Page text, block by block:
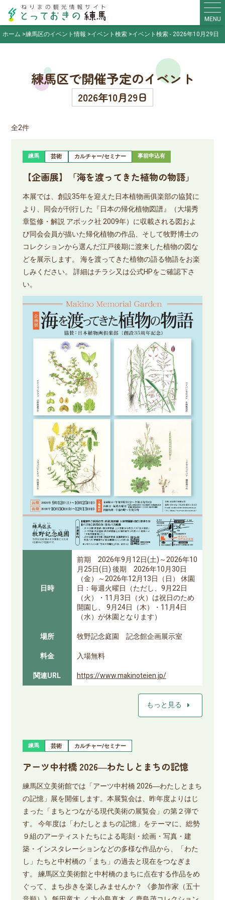
MENU
ホーム
練馬区のイベント情報 イベント検索 イベント検索 - 2026年10月29日
練馬区で開催予定のイベント
2026年10月29日
全2件
練馬 芸術 カルチャー/セミナー 事前申込有
【企画展】「海を渡ってきた植物の物語」
本展では、創設35年を迎えた日本植物画俱楽部の協賛に
より、同会が刊行した『日本の帰化植物図譜』（大場秀
章監修・解説 アボック社 2009年）に収載される図およ
び同会会員が描いた帰化植物の作品、そして牧野博士の
コレクションから選んだ江戸後期に渡来した植物の図な
どを展示します。 海を渡ってきた植物の語る物語をお楽
しみください。 詳細はチラシ又は公式HPをご確認下さ
い。
日時
前期 2026年9月12日(土)～2026年10
月25日(日) 後期 2026年10月30日
（金）～2026年12月13日（日） 休園
日：毎週火曜日（ただし、9月22日
（火）・11月3日（火）は祝日のため
開園し、 9月24日（木）・11月4日
（水）が休園となります）
場所
牧野記念庭園 記念館企画展示室
料金
入場無料
関連URL
https://www.makinoteien.jp/
もっと見る arrow_right
練馬 芸術 カルチャー/セミナー
アーツ中村橋 2026―わたしとまちの記憶
練馬区立美術館では「アーツ中村橋 2026―わたしとまち
の記憶」展を開催します。本展覧会は、昨年度よりはじ
まった「まちとつながる現代美術の展覧会」の第２弾で
す。 今年度は「わたしとまちの記憶」をテーマに、総勢
９組のアーティストたちによる彫刻・絵画・写真・建
築・インスタレーションなどの多様な作品から、「わた
し」たちと中村橋の「まち」の過去と現在をつなぎま
す。 練馬区立美術館と中村橋のまちに点在する作品をめ
ぐって、まち歩きを楽しみませんか？ 《参加作家（五十